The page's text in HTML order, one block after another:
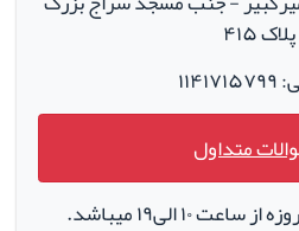
۴۱۵
متداول
۱۰ الی۱۹ میباشد.